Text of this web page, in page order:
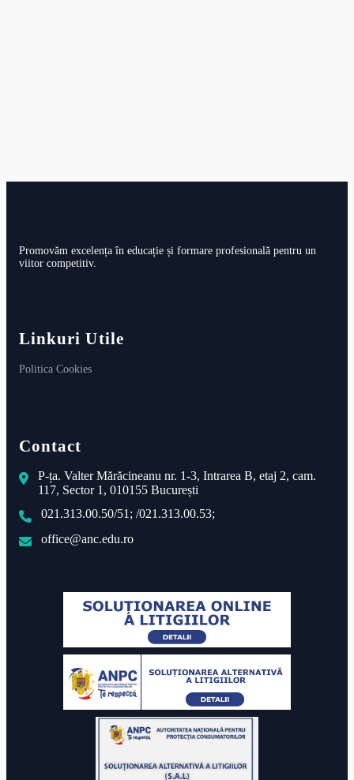
Promovăm excelența în educație și formare profesională pentru un
viitor competitiv.
Linkuri Utile
Politica Cookies
Contact
P-ța. Valter Mărăcineanu nr. 1-3, Intrarea B, etaj 2, cam.
117, Sector 1, 010155 București
021.313.00.50/51; /021.313.00.53;
office@anc.edu.ro